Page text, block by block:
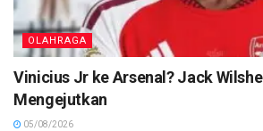
OLAHRAGA
Vinicius Jr ke Arsenal? Jack
Mengejutkan
05/08/2026